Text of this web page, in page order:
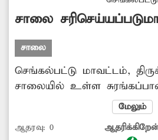
சூழல் உள்ளது. இதற்கு
தீர்வு காணவேண்டும்.
சாலை
சாலை
செங்கல்பட்டு மாவட்டம்,
சாலையில் உள்ள
மாதங்களுக்கு முன்பு
அது தற்போது வரை
சரிசெய்யப்படவில்லை.
மேலும்
ஆதரவு: 0